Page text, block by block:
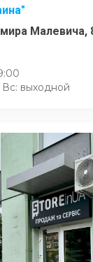
Малевича,
Вс: выходной